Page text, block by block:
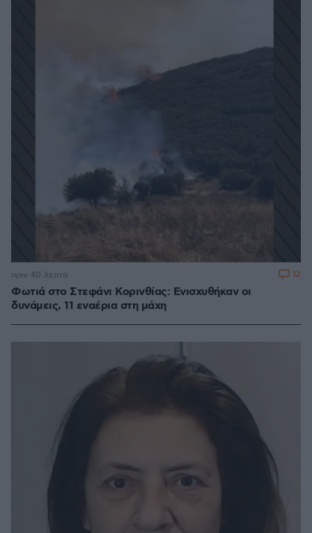
Φωτιά στο Στεφάνι Κορινθίας: Ενισχυθήκαν οι
δυνάμεις, 11 εναέρια στη μάχη
πριν 40 λεπτά 12